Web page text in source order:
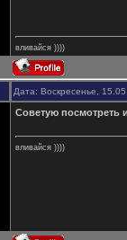
вливайся ))))
Дата: Воскресенье,
Советую посмотреть
вливайся ))))